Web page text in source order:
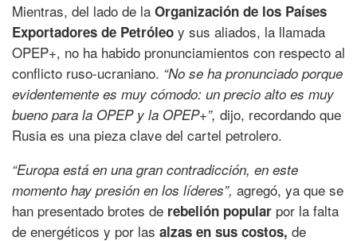
Mientras, del lado de la Organización de los Países
Exportadores de Petróleo y sus aliados, la llamada
OPEP+, no ha habido pronunciamientos con respecto al
conflicto ruso-ucraniano. “No se ha pronunciado porque
evidentemente es muy cómodo: un precio alto es muy
bueno para la OPEP y la OPEP+”, dijo, recordando que
Rusia es una pieza clave del cartel petrolero.
“Europa está en una gran contradicción, en este
momento hay presión en los líderes”, agregó, ya que se
han presentado brotes de rebelión popular por la falta
de energéticos y por las alzas en sus costos, de